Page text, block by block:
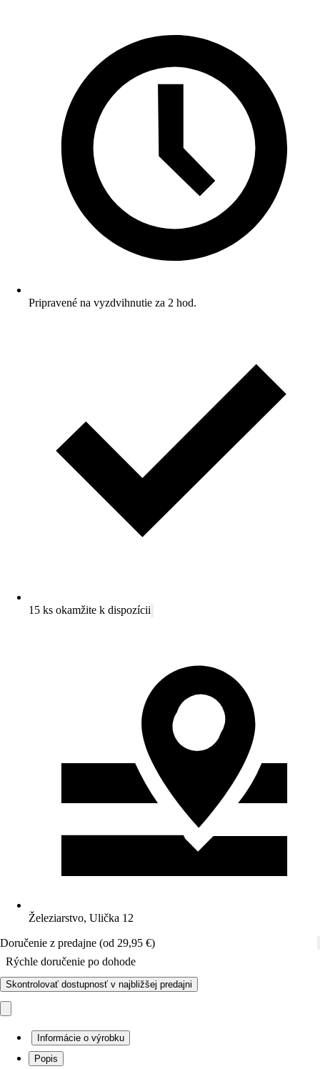
Pripravené na vyzdvihnutie za 2 hod.
15 ks okamžite k dispozícii
Železiarstvo, Ulička 12
Doručenie z predajne (od 29,95 €)
Rýchle doručenie po dohode
Skontrolovať dostupnosť v najbližšej predajni
Informácie o výrobku
Popis